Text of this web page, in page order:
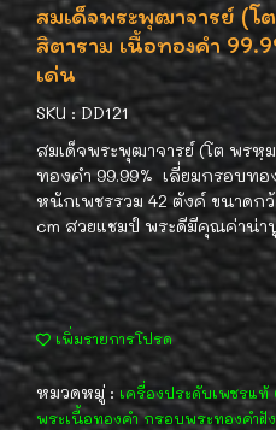
สมเด็จพระพุฒาจารย์ (โ
สิตาราม เนื้อทองคำ
เด่น
SKU : DD121
สมเด็จพระพุฒาจารย์ (โต พรหฺ
ทองคำ 99.99% เลี่ยมกรอบทอ
หนักเพชรรวม 42 ตังค์ ขนาดก
cm สวยแชมป์ พระดีมีคุณค่าน่า
เพิ่มรายการโปรด
หมวดหมู่ : เครื่องประดับเพชรแท้
พระเนื้อทองคำ กรอบพระทองคำฝั